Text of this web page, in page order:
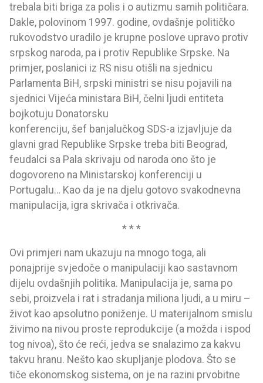
trebala biti briga za polis i o autizmu samih političara.
Dakle, polovinom 1997. godine, ovdašnje političko
rukovodstvo uradilo je krupne poslove upravo protiv
srpskog naroda, pa i protiv Republike Srpske. Na
primjer, poslanici iz RS nisu otišli na sjednicu
Parlamenta BiH, srpski ministri se nisu pojavili na
sjednici Vijeća ministara BiH, čelni ljudi entiteta
bojkotuju Donatorsku
konferenciju, šef banjalučkog SDS-a izjavljuje da
glavni grad Republike Srpske treba biti Beograd,
feudalci sa Pala skrivaju od naroda ono što je
dogovoreno na Ministarskoj konferenciji u
Portugalu… Kao da je na djelu gotovo svakodnevna
manipulacija, igra skrivača i otkrivača.
* * *
Ovi primjeri nam ukazuju na mnogo toga, ali
ponajprije svjedoče o manipulaciji kao sastavnom
dijelu ovdašnjih politika. Manipulacija je, sama po
sebi, proizvela i rat i stradanja miliona ljudi, a u miru –
život kao apsolutno poniženje. U materijalnom smislu
živimo na nivou proste reprodukcije (a možda i ispod
tog nivoa), što će reći, jedva se snalazimo za kakvu
takvu hranu. Nešto kao skupljanje plodova. Što se
tiče ekonomskog sistema, on je na razini prvobitne